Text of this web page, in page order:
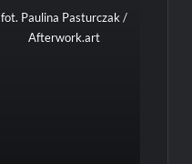
fot. Paulina Pasturczak /
Afterwork.art